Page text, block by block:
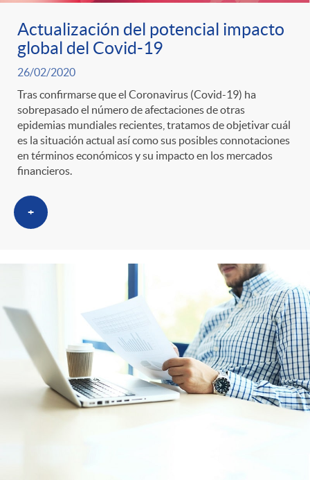
Actualización del potencial impacto
global del Covid-19
26/02/2020
Tras confirmarse que el Coronavirus (Covid-19) ha
sobrepasado el número de afectaciones de otras
epidemias mundiales recientes, tratamos de objetivar cuál
es la situación actual así como sus posibles connotaciones
en términos económicos y su impacto en los mercados
financieros.
+